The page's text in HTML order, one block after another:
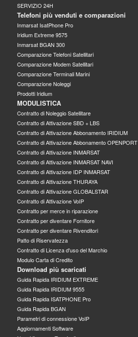
SERVIZIO 24H
Telefoni più venduti e comparazioni
Inmarsat IsatPhone Pro
Iridium Extreme 9575
Inmarsat BGAN 300
Comparazione Telefoni Satellitari
Comparazione Modem Satellitari
Comparazione Terminali Marini
Comparazione Noleggi
Prodotti Iridium
MODULISTICA
Contratto di Noleggio Satellitare
Contratto di Attivazione SBD + LBS
Contratto di Attivazione Abbonamento IRIDIUM
Contratto di Attivazione Abbonamento OPENPORT
Contratto di Attivazione INMARSAT
Contratto di Attivazione INMARSAT NAVI
Contratto di Attivazione IDP INMARSAT
Contratto di Attivazione THURAYA
Contratto di Attivazione GLOBALSTAR
Contratto di Attivazione VoIP
Contratto per merce in riparazione
Contratto per diventare Fornitore
Contratto per diventare Rivenditori
Patto di Riservatezza
Contratto di Licenza d'uso del Marchio
Modulo Carta di Credito
Download più scaricati
Guida Rapida IRIDIUM EXTREME
Guida Rapida IRIDIUM 9555
Guida Rapida ISATPHONE Pro
Guida Rapida BGAN
Parametri di connessione VoIP
Aggiornamenti Software